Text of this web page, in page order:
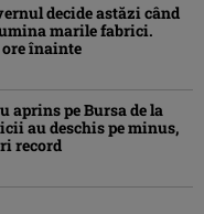
decide astăzi când
marile fabrici.
ore înainte
aprins pe Bursa de la
au deschis pe minus,
record